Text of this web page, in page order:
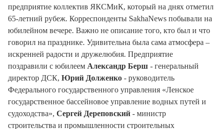
предприятие коллектив ЯКСМиК, который на днях отметил
65-летний рубеж. Корреспонденты SakhaNews побывали на
юбилейном вечере. Важно не описание того, кто был и что
говорил на празднике. Удивительна была сама атмосфера –
искренней радости и дружелюбия. Предприятие
поздравили с юбилеем Александр Берш - генеральный
директор ДСК, Юрий Долженко - руководитель
Федерального государственного управления «Ленское
государственное бассейновое управление водных путей и
судоходства», Сергей Дереповский - министр
строительства и промышленности строительных